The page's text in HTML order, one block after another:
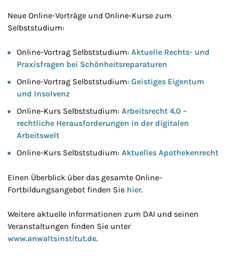
Neue Online-Vorträge und Online-Kurse zum
Selbststudium:
Online-Vortrag Selbststudium: Aktuelle Rechts- und
Praxisfragen bei Schönheitsreparaturen
Online-Vortrag Selbststudium: Geistiges Eigentum
und Insolvenz
Online-Kurs Selbststudium: Arbeitsrecht 4.0 –
rechtliche Herausforderungen in der digitalen
Arbeitswelt
Online-Kurs Selbststudium: Aktuelles Apothekenrecht
Einen Überblick über das gesamte Online-
Fortbildungsangebot finden Sie hier.
Weitere aktuelle Informationen zum DAI und seinen
Veranstaltungen finden Sie unter
www.anwaltsinstitut.de.